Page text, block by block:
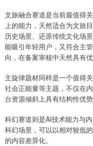
文旅融合赛道是当前最值得
上的能力，天然适合为文旅
历史场景、还原传统文化场
能吸引年轻用户，又符合主
向，在备案审核中天然具有优
主旋律题材同样是一个值得
社会正能量等主题，不仅在
台资源倾斜上具有结构性优势
科幻赛道则是AI技术能力与
科幻场景，可以以相对较低
的内容差异化。